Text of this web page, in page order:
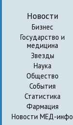
Новости
Бизнес
Государство и
медицина
Звезды
Наука
Общество
События
Статистика
Фармация
Новости МЕД-инфо